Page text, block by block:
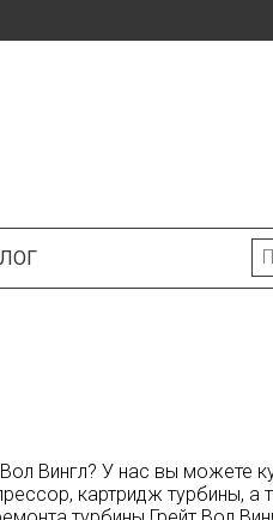
Вингл? У нас вы можете
картридж турбины, а